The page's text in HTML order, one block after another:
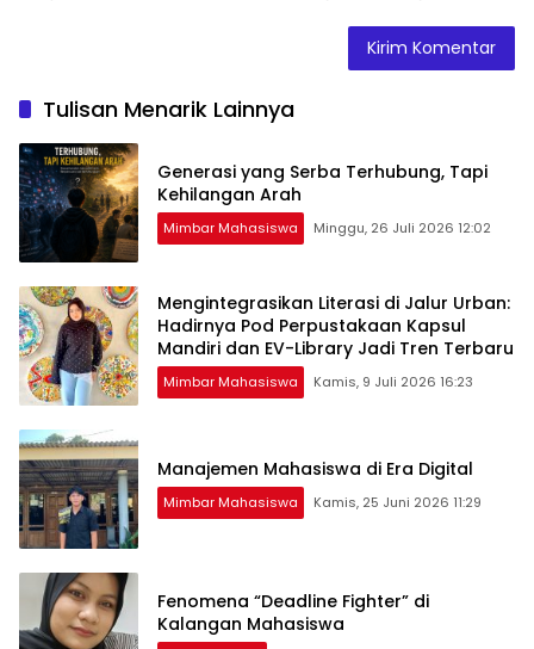
Tulisan Menarik Lainnya
Generasi yang Serba Terhubung, Tapi
Kehilangan Arah
Mimbar Mahasiswa Minggu, 26 Juli 2026 12:02
Mengintegrasikan Literasi di Jalur Urban:
Hadirnya Pod Perpustakaan Kapsul
Mandiri dan EV-Library Jadi Tren Terbaru
Mimbar Mahasiswa Kamis, 9 Juli 2026 16:23
Manajemen Mahasiswa di Era Digital
Mimbar Mahasiswa Kamis, 25 Juni 2026 11:29
Fenomena “Deadline Fighter” di
Kalangan Mahasiswa